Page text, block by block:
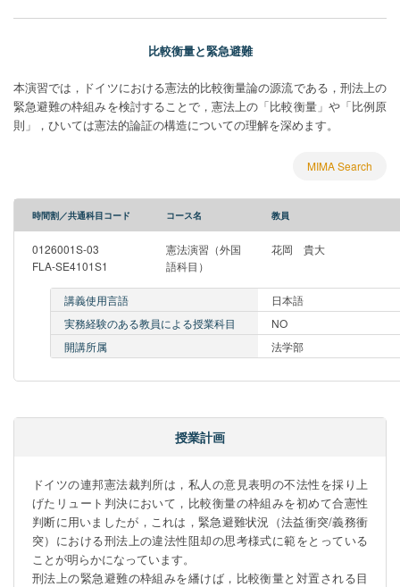
比較衡量と緊急避難
本演習では，ドイツにおける憲法的比較衡量論の源流である，刑法上の
緊急避難の枠組みを検討することで，憲法上の「比較衡量」や「比例原
則」，ひいては憲法的論証の構造についての理解を深めます。
MIMA Search
時間割／共通科目コード コース名 教員
0126001S-03
FLA-SE4101S1
憲法演習（外国
語科目）
花岡 貴大
講義使用言語
日本語
実務経験のある教員による授業科目
NO
開講所属
法学部
授業計画
ドイツの連邦憲法裁判所は，私人の意見表明の不法性を採り上
げたリュート判決において，比較衡量の枠組みを初めて合憲性
判断に用いましたが，これは，緊急避難状況（法益衝突/義務衝
突）における刑法上の違法性阻却の思考様式に範をとっている
ことが明らかになっています。
刑法上の緊急避難の枠組みを繙けば，比較衡量と対置される目